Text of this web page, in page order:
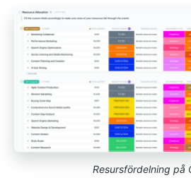
Resursfördelning på